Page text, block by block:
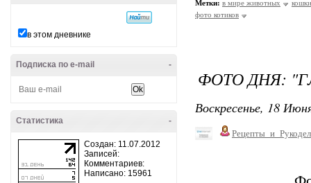
в этом дневнике
-
Подписка по e-mail
-
Статистика
Создан: 11.07.2012
Записей:
Комментариев:
Написано: 15961
Метки: в мире животных
фото котиков
ФОТО ДНЯ:
Воскресенье, 18